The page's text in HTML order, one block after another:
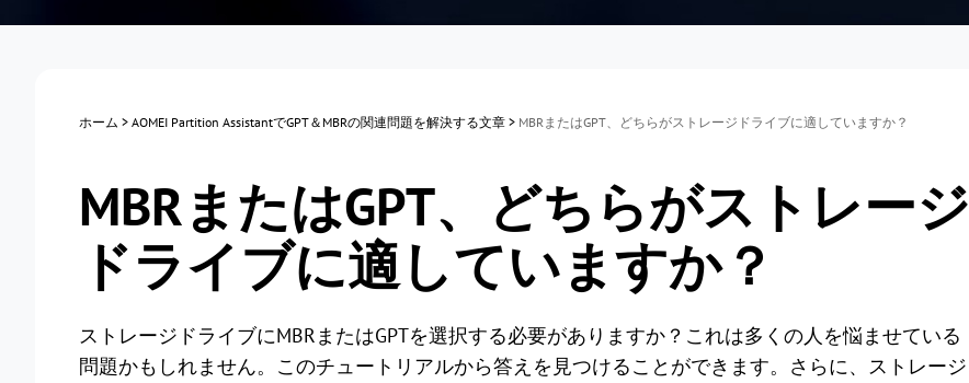
ホーム > AOMEI Partition AssistantでGPT＆MBRの関連問題を解決する文章 > MBRまたはGPT、どちらがストレージドライブに適していますか？
MBRまたはGPT、どちらがストレージ
ドライブに適していますか？
ストレージドライブにMBRまたはGPTを選択する必要がありますか？これは多くの人を悩ませている
問題かもしれません。このチュートリアルから答えを見つけることができます。さらに、ストレージ